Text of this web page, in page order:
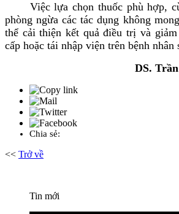
Việc lựa chọn thuốc phù hợp,
phòng ngừa các tác dụng không
thể cải thiện kết quả điều trị và
cấp hoặc tái nhập viện trên bệnh nhân
DS.
Chia sẻ:
<< Trở về
Tin mới